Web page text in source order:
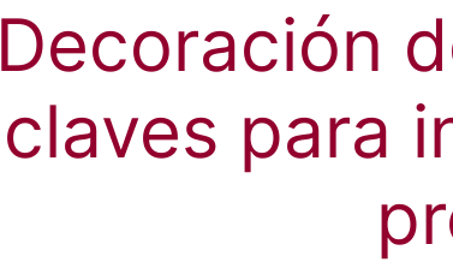
Decoración
claves para